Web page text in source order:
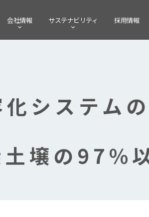
会社情報 サステナビリティ 採用情報
システム
壌の97%